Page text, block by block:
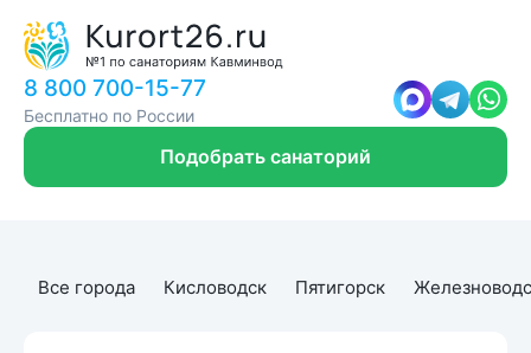
8 800 700-15-77
Бесплатно по России
Подобрать санаторий
Все города Кисловодск Пятигорск